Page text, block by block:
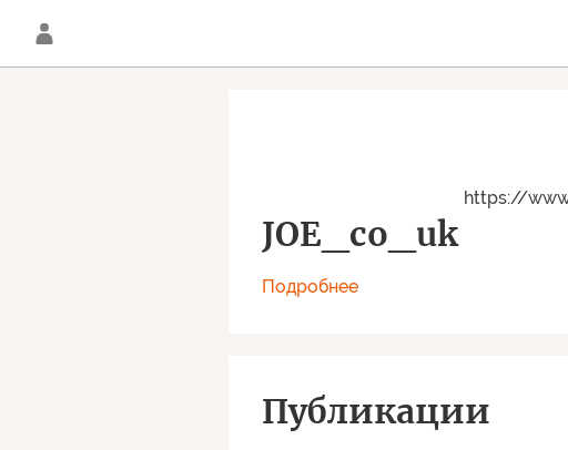
https://
JOE_co_uk
Подробнее
Публикации